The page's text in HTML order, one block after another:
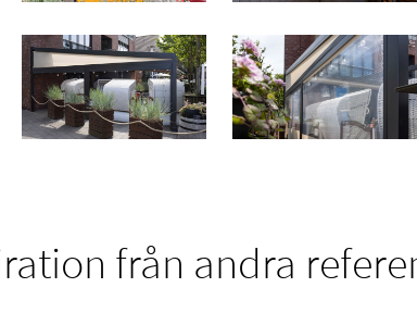
från andra